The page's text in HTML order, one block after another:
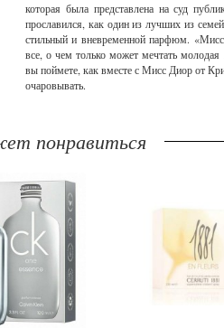
которая была представлена на суд
прославился, как один из лучших из
стильный и вневременной парфюм.
все, о чем только может мечтать
вы поймете, как вместе с Мисс Диор от
очаровывать.
понравиться